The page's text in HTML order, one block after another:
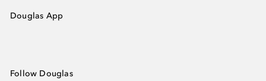
Douglas App
Follow Douglas